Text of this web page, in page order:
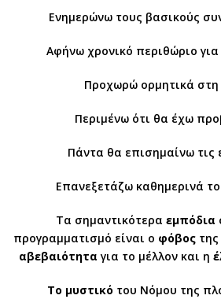
Ενημερώνω τους βασικούς
Αφήνω χρονικό περιθώριο
Προχωρώ ορμητικά
Περιμένω ότι θα έχω
Πάντα θα επισημαίνω τις
Επανεξετάζω καθημερινά
Τα σημαντικότερα εμπόδια
προγραμματισμό είναι ο φόβοςτης
αβεβαιότητα για το μέλλον και η
Το μυστικό του Νόμου της